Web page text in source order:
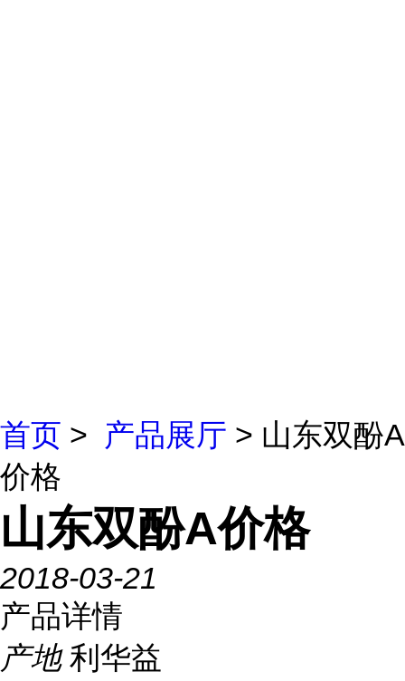
首页 > 产品展厅 > 山东双酚A
价格
山东双酚A价格
2018-03-21
产品详情
产地 利华益